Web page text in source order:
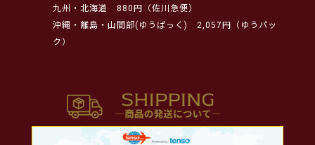
九州・北海道
880円（佐川急便）
沖縄・離島・山間部(ゆうぱっく)
2,057円（ゆうパッ
ク）